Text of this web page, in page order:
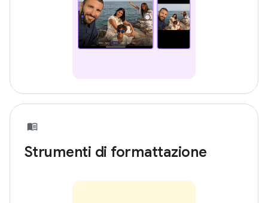
Strumenti di formattazione